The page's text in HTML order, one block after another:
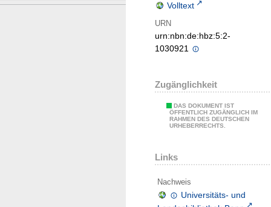
Volltext
URN
urn:nbn:de:hbz:5:2-
1030921
Zugänglichkeit
DAS DOKUMENT IST
ÖFFENTLICH ZUGÄNGLICH IM
RAHMEN DES DEUTSCHEN
URHEBERRECHTS.
Links
Nachweis
Universitäts- und